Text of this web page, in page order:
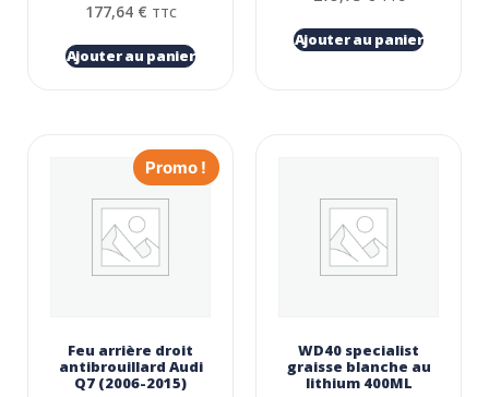
177,64 € TTC
Ajouter au panier
Ajouter au panier
Promo !
Feu arrière droit
antibrouillard Audi
Q7 (2006-2015)
WD40 specialist
graisse blanche au
lithium 400ML